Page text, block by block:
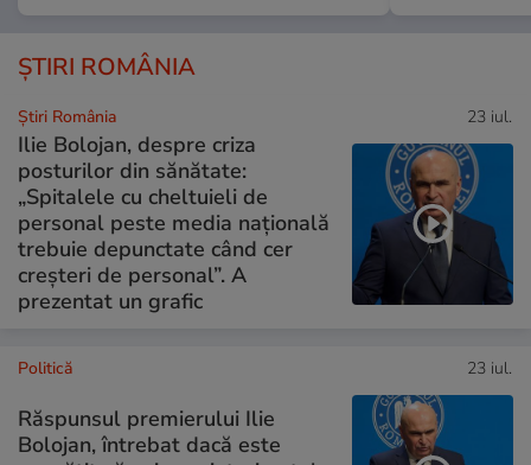
ȘTIRI ROMÂNIA
Știri România 23 iul.
Ilie Bolojan, despre criza
posturilor din sănătate:
„Spitalele cu cheltuieli de
personal peste media națională
trebuie depunctate când cer
creșteri de personal”. A
prezentat un grafic
Politică 23 iul.
Răspunsul premierului Ilie
Bolojan, întrebat dacă este